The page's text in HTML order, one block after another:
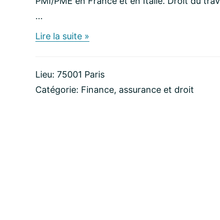
...
Lire la suite »
–
Avocat
Lieu: 75001 Paris
Catégorie: Finance, assurance et droit